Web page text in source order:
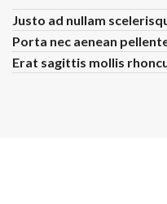
Justo ad nullam
Porta nec aenean
Erat sagittis mollis